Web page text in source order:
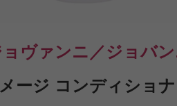
ョヴァンニ／ジョバ
ージ コンディショ